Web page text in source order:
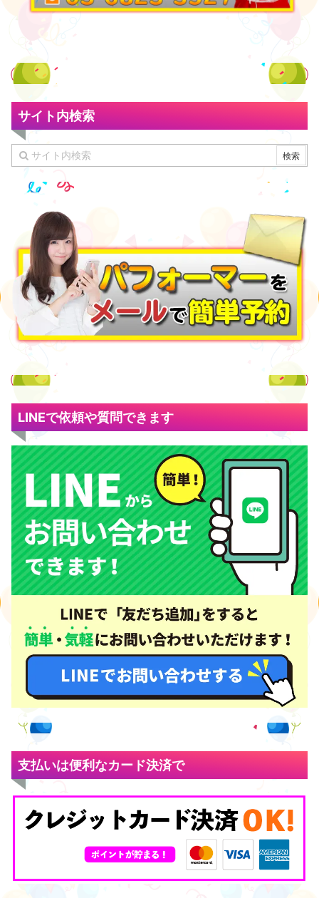
サイト内検索
LINEで依頼や質問できます
支払いは便利なカード決済で